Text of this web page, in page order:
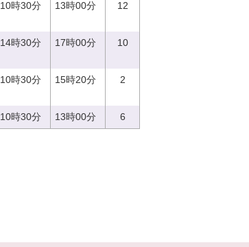
10時30分 13時00分 12
14時30分 17時00分 10
10時30分 15時20分 2
10時30分 13時00分 6